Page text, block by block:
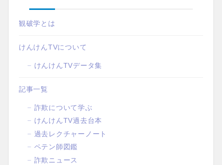
観破学とは
けんけんTVについて
けんけんTVデータ集
記事一覧
詐欺について学ぶ
けんけんTV過去台本
過去レクチャーノート
ペテン師図鑑
詐欺ニュース